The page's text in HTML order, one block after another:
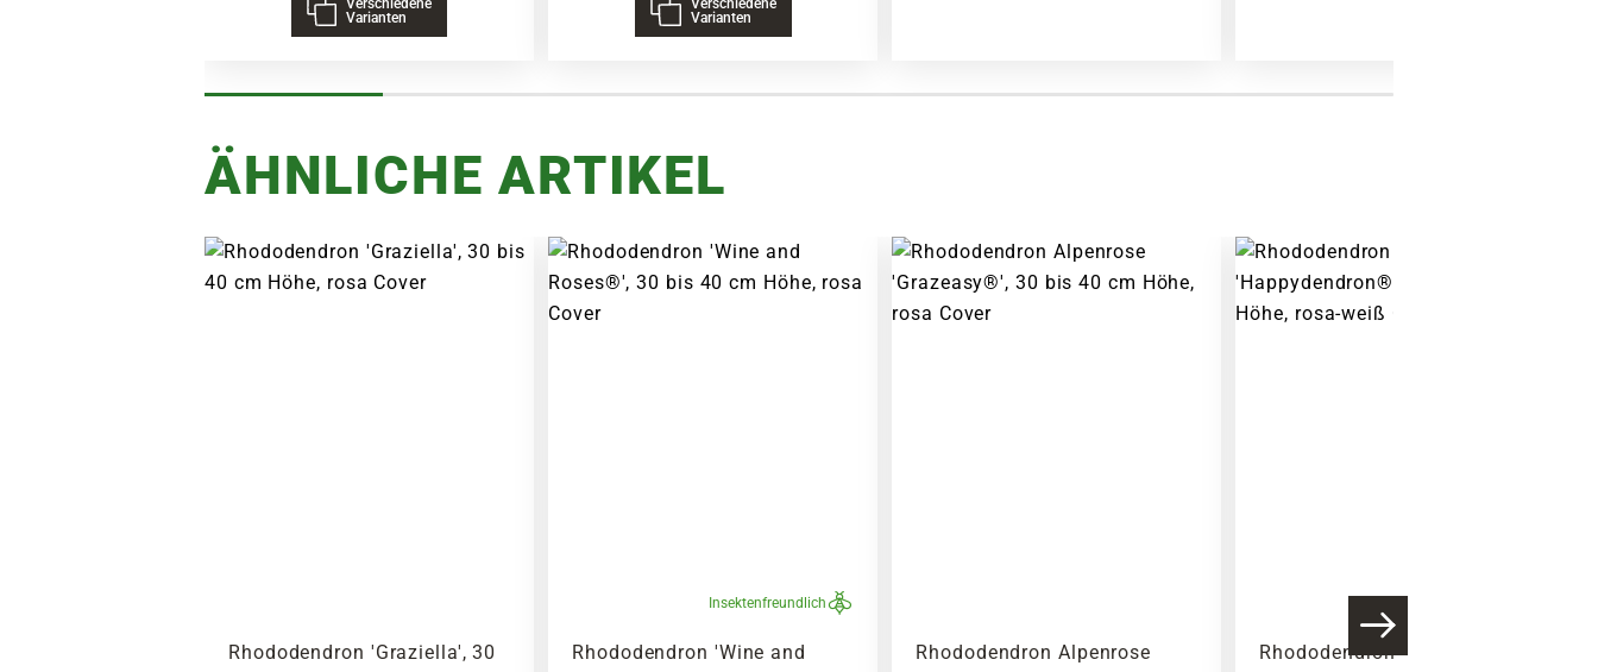
Verschiedene
Varianten
Verschiedene
Varianten
ÄHNLICHE ARTIKEL
Rhododendron 'Graziella', 30
Insektenfreundlich
Rhododendron 'Wine and Rhododendron Alpenrose Rhododendron Alpenrose